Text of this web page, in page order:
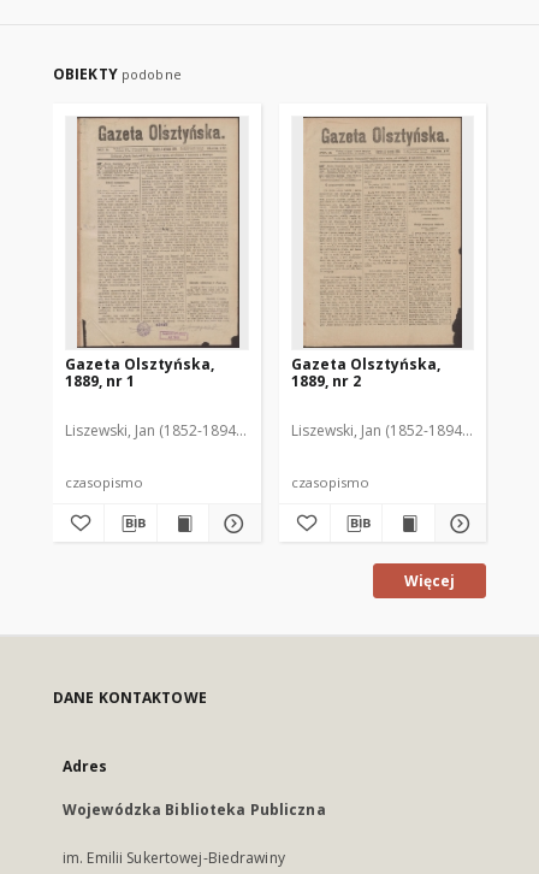
OBIEKTY podobne
Gazeta Olsztyńska,
1889, nr 1
Liszewski, Jan (1852-1894). Red.
czasopismo
Gazeta Olsztyńska,
1889, nr 2
Liszewski, Jan (1852-1894). Red.
czasopismo
Więcej
DANE KONTAKTOWE
Adres
Wojewódzka Biblioteka Publiczna
im. Emilii Sukertowej-Biedrawiny